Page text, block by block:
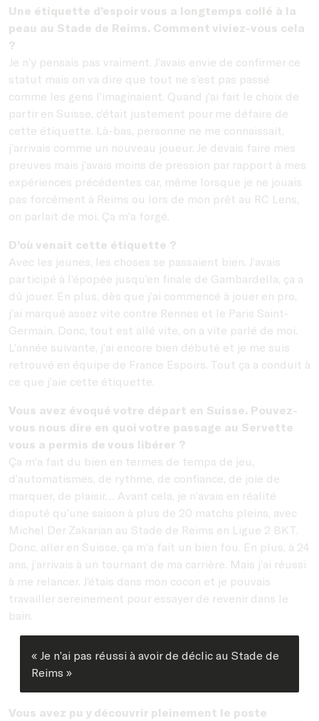
Une étiquette d’espoir vous a longtemps collé à la
peau au Stade de Reims. Comment viviez-vous cela
?
Je n’y pensais pas vraiment. J’avais envie de confirmer ce
statut mais on va dire que tout ne s’est pas passé
comme les gens l’imaginaient. Quand j’ai fait le choix de
partir en Suisse, c’était justement pour me défaire de
cette étiquette. Là-bas, personne ne me connaissait,
j’arrivais comme un nouveau joueur. Je devais faire mes
preuves mais j’avais moins de pression par rapport à mes
expériences précédentes car, même lorsque je ne jouais
pas forcément à Reims ou lors de mon prêt au RC Lens,
on parlait de moi. Ça m’a forgé.
D’où venait cette étiquette ?
Avec les jeunes, les choses se passaient bien. J’avais
participé à l’épopée jusqu’en finale de Gambardella, ça a
dû jouer. En plus, dès que j’ai commencé à jouer en pro,
j’ai marqué assez vite contre Rennes et le Paris Saint-
Germain. Donc, tout est allé vite, on a vite parlé de moi.
L’année suivante, j’ai encore bien débuté et je me suis
retrouvé en équipe de France Espoirs. Tout ça a conduit à
ce que j’aie cette étiquette.
Vous avez évoqué votre départ en Suisse. Pouvez-
vous nous dire en quoi votre passage au Servette
vous a permis de vous libérer ?
Ça m’a fait du bien en termes de temps de jeu,
d’automatismes, de rythme, de confiance, de joie de
marquer, de plaisir… Avant cela, je n’avais en réalité
disputé qu’une saison à plus de 20 matchs pleins, avec
Michel Der Zakarian au Stade de Reims en Ligue 2 BKT.
Donc, aller en Suisse, ça m’a fait un bien fou. En plus, à 24
ans, j’arrivais à un tournant de ma carrière. Mais j’ai réussi
à me relancer. J’étais dans mon cocon et je pouvais
travailler sereinement pour essayer de revenir dans le
bain.
« Je n’ai pas réussi à avoir de déclic au Stade de
Reims »
Vous avez pu y découvrir pleinement le poste